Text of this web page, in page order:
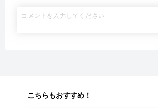
こちらもおすすめ！